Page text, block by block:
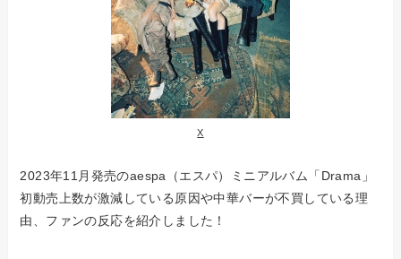
X
2023年11月発売のaespa（エスパ）ミニアルバム「Drama」
初動売上数が激減している原因や中華バーが不買している理
由、ファンの反応を紹介しました！